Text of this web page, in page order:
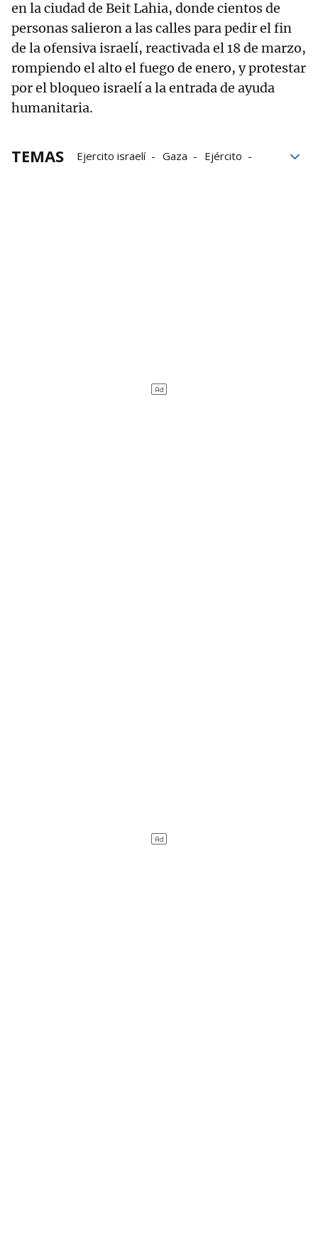
en la ciudad de Beit Lahia, donde cientos de
personas salieron a las calles para pedir el fin
de la ofensiva israelí, reactivada el 18 de marzo,
rompiendo el alto el fuego de enero, y protestar
por el bloqueo israelí a la entrada de ayuda
humanitaria.
TEMAS Ejercito israelí Gaza
Ejército